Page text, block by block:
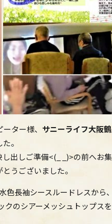
ター様、 サニーライフ大阪
。
出しご準備<(_ _)>の前へお
うございました。
色長袖シースルードレスから
のシアーメッシュトップス